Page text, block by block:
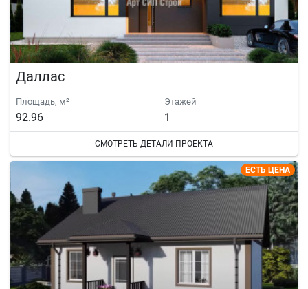
Даллас
Площадь, м²
92.96
Этажей
1
СМОТРЕТЬ ДЕТАЛИ ПРОЕКТА
ЕСТЬ ЦЕНА